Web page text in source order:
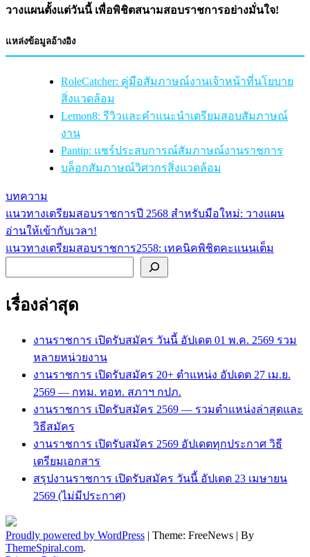
วางแผนตั้งแต่วันนี้ เพื่อพิชิตสนามสอบราชการอย่างมั่นใจ!
แหล่งข้อมูลอ้างอิง
RoleCatcher: คู่มือสัมภาษณ์งานเจ้าหน้าที่นโยบาย
สิ่งแวดล้อม
Lemon8: รีวิวและคำแนะนำเตรียมสอบสัมภาษณ์
งาน
Pantip: แชร์ประสบการณ์สัมภาษณ์งานราชการ
บล็อกสัมภาษณ์วิศวกรสิ่งแวดล้อม
บทความ
แนะแนว
เรื่อง
แนวทางเตรียมสอบราชการปี 2568 สำหรับมือใหม่: วางแผน
อ่านให้เข้ากับเวลา!
แนวทางเตรียมสอบราชการ2558: เทคนิคพิชิตคะแนนเต็ม
เรื่องล่าสุด
งานราชการ เปิดรับสมัคร วันนี้ อัปเดต 01 พ.ค. 2569 รวม
หลายหน่วยงาน
งานราชการ เปิดรับสมัคร 20+ ตำแหน่ง อัปเดต 27 เม.ย.
2569 — กทม. ทอท. สภาฯ กปภ.
งานราชการ เปิดรับสมัคร 2569 — รวมตำแหน่งล่าสุดและ
วิธีสมัคร
งานราชการ เปิดรับสมัคร 2569 อัปเดตทุกประกาศ วิธี
เตรียมเอกสาร
สรุปงานราชการ เปิดรับสมัคร วันนี้ อัปเดต 23 เมษายน
2569 (ไม่มีประกาศ)
Proudly powered by WordPress Theme: FreeNews
By
ThemeSpiral.com.